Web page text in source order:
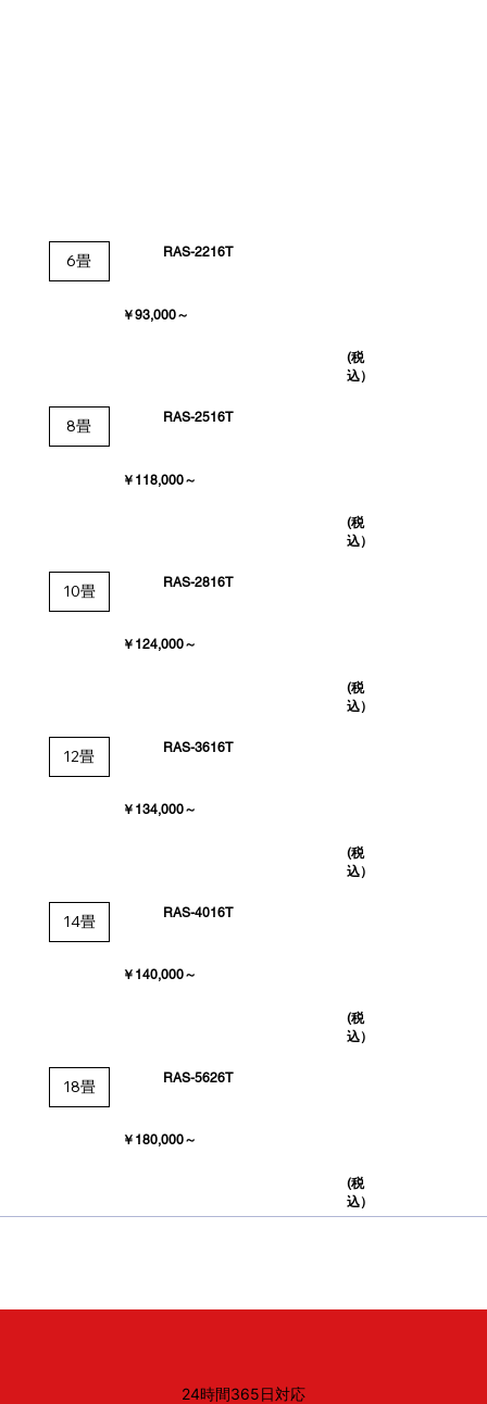
6畳 RAS-2216T
​￥93,000～
(税
込）
8畳 RAS-2516T
￥118,000～
(税
込）
10畳 RAS-2816T
￥124,000～
(税
込）
12畳 RAS-3616T
￥134,000～
(税
込）
14畳 RAS-4016T
￥140,000～
(税
込）
18畳 RAS-5626T
￥180,000～
(税
込）
24時間365日対応